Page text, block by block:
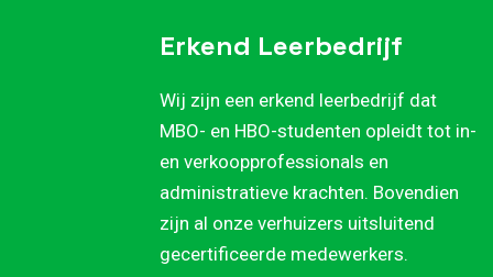
Erkend Leerbedrijf
Wij zijn een erkend leerbedrijf dat
MBO- en HBO-studenten opleidt tot in-
en verkoopprofessionals en
administratieve krachten. Bovendien
zijn al onze verhuizers uitsluitend
gecertificeerde medewerkers.